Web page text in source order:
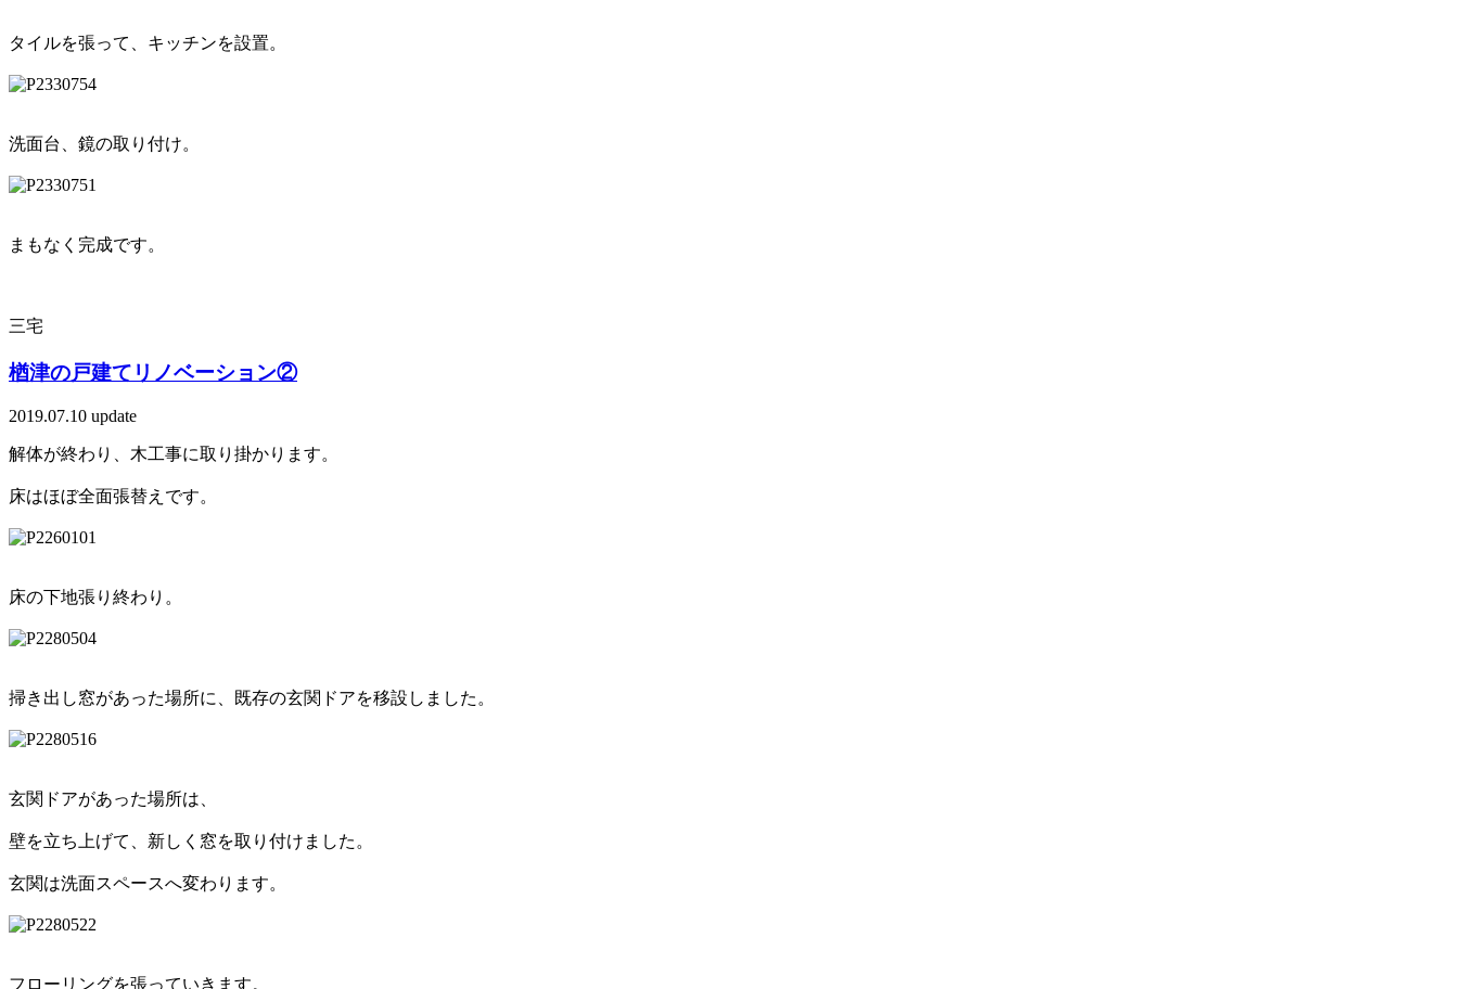
タイルを張って、キッチンを設置。
洗面台、鏡の取り付け。
まもなく完成です。
三宅
楢津の戸建てリノベーション②
2019.07.10 update
解体が終わり、木工事に取り掛かります。
床はほぼ全面張替えです。
床の下地張り終わり。
掃き出し窓があった場所に、既存の玄関ドアを移設しました。
玄関ドアがあった場所は、
壁を立ち上げて、新しく窓を取り付けました。
玄関は洗面スペースへ変わります。
フローリングを張っていきます。